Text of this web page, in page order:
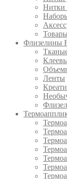
Нитки
Флизелины
Ленты